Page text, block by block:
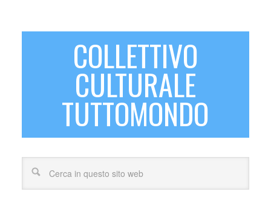
COLLETTIVO
CULTURALE
TUTTOMONDO